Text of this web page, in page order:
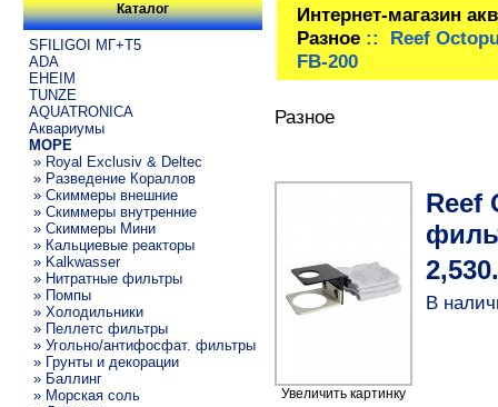
Каталог
SFILIGOI МГ+Т5
ADA
EHEIM
TUNZE
AQUATRONICA
Аквариумы
МОРЕ
» Royal Exclusiv & Deltec
» Разведение Кораллов
» Скиммеры внешние
» Скиммеры внутренние
» Скиммеры Мини
» Кальциевые реакторы
» Kalkwasser
» Нитратные фильтры
» Помпы
» Холодильники
» Пеллетс фильтры
» Угольно/антифосфат. фильтры
» Грунты и декорации
» Баллинг
» Морская соль
Интернет-магазин
Разное:: Reef
FB-200
Разное
Увеличить картинку
Reef
В